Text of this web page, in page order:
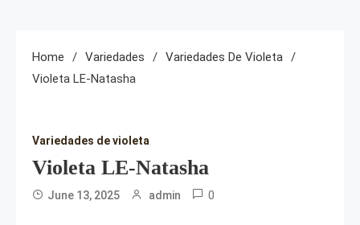
Home Variedades
Variedades De Violeta
Violeta LE-Natasha
Variedades de violeta
Violeta LE-Natasha
June 13, 2025 admin 0